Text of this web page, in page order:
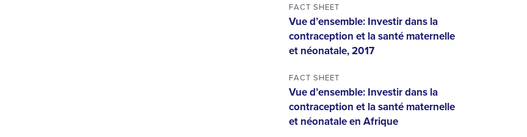
FACT SHEET
Vue d’ensemble: Investir dans la
contraception et la santé maternelle
et néonatale, 2017
FACT SHEET
Vue d’ensemble: Investir dans la
contraception et la santé maternelle
et néonatale en Afrique